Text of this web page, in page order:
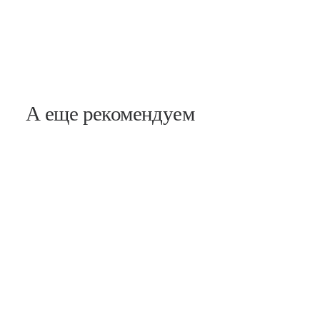
А еще рекомендуем